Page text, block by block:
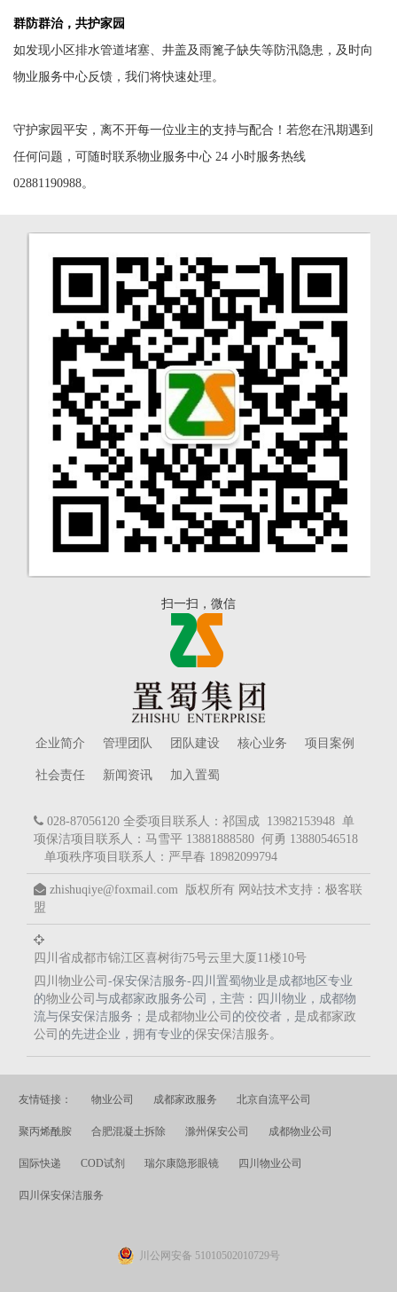
群防群治，共护家园
如发现小区排水管道堵塞、井盖及雨篦子缺失等防汛隐患，及时向
物业服务中心反馈，我们将快速处理。
守护家园平安，离不开每一位业主的支持与配合！若您在汛期遇到
任何问题，可随时联系物业服务中心 24 小时服务热线
02881190988。
扫一扫，微信
企业简介 管理团队 团队建设 核心业务 项目案例
社会责任 新闻资讯 加入置蜀
028-87056120 全委项目联系人：祁国成 13982153948 单
项保洁项目联系人：马雪平 13881888580 何勇 13880546518
单项秩序项目联系人：严早春 18982099794
zhishuqiye@foxmail.com 版权所有 网站技术支持： 极客联
盟
四川省成都市锦江区喜树街75号云里大厦11楼10号
四川物业公司 -保安保洁服务-四川置蜀物业是成都地区专业
的物业公司 与成都家政服务公司，主营：四川物业，成都物
流与保安保洁服务；是 成都物业公司 的佼佼者，是 成都家政
公司 的先进企业，拥有专业的保安保洁服务 。
友情链接： 物业公司 成都家政服务 北京自流平公司
聚丙烯酰胺 合肥混凝土拆除 滁州保安公司 成都物业公司
国际快递 COD试剂 瑞尔康隐形眼镜 四川物业公司
四川保安保洁服务
川公网安备 51010502010729号